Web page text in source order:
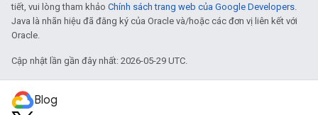
tiết, vui lòng tham khảo Chính sách trang web của Google Developers
Java là nhãn hiệu đã đăng ký của Oracle và/hoặc các đơn vị liên kết với
Oracle.
Cập nhật lần gần đây nhất: 2026-05-29 UTC.
Blog